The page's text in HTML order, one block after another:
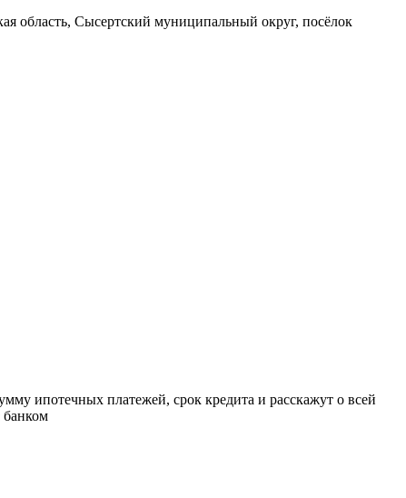
область, Сысертский муниципальный округ, посёлок
ипотечных платежей, срок кредита и расскажут о всей
банком